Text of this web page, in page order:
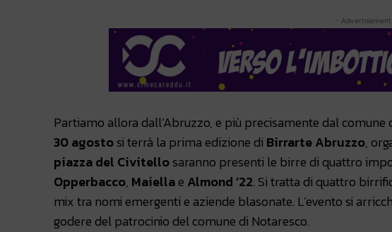
- Advertisement -
Partiamo allora dall’Abruzzo, e più precisamente dal comune
30 agostosi terrà la prima edizione di Birrarte Abruzzo,
piazza del Civitellosaranno presenti le birre di quattro
Opperbacco, Maiellae Almond ’22. Si tratta di quattro
mix tra nomi emergenti e aziende blasonate. L’evento si
godere del patrocinio del comune di Notaresco.